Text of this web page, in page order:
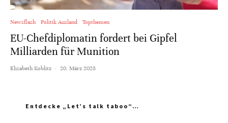
Newsflash Politik Ausland Topthemen
EU-Chefdiplomatin fordert bei Gipfel
Milliarden für Munition
Elisabeth Koblitz · 20. März 2025
Entdecke „Let’s talk taboo“…